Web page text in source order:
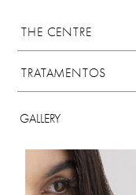
THE CENTRE
TRATAMENTOS
GALLERY